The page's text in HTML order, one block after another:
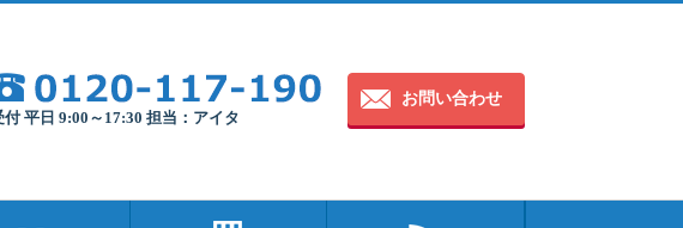
付 平日 9:00～17:30 担当：アイタ
お問い合わせ